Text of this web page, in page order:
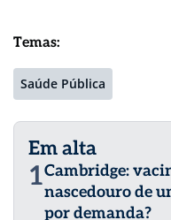
Temas:
Saúde Pública
Em alta
1Cambridge:
nascedouro de
por demanda?